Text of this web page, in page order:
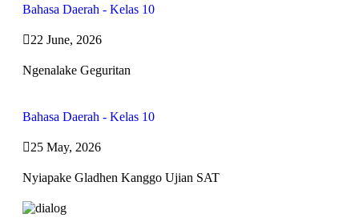
Bahasa Daerah - Kelas 10
22 June, 2026
Ngenalake Geguritan
Bahasa Daerah - Kelas 10
25 May, 2026
Nyiapake Gladhen Kanggo Ujian SAT